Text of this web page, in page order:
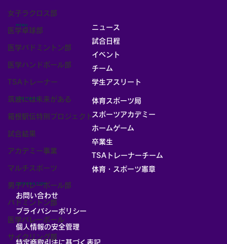
女子ラクロス部
医学卓球部
医学バドミントン部
医学ハンドボール部
TSAトレーナー
筑波には未来がある
箱根駅伝特別プロジェクト
試合結果
アカデミー事業
マルチスポーツ
男子バレーボール部
バドミントン部
医学バレーボール
サイクリング部
ニュース
試合日程
イベント
チーム
学生アスリート
MENU
体育スポーツ局
スポーツアカデミー
ホームゲーム
卒業生
TSAトレーナーチーム
体育・スポーツ憲章
CONTENTS
INFORMATION
お問い合わせ
プライバシーポリシー
個人情報の安全管理